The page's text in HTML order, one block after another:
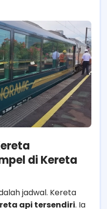
di Kereta
jadwal. Kereta
api tersendiri. Ia